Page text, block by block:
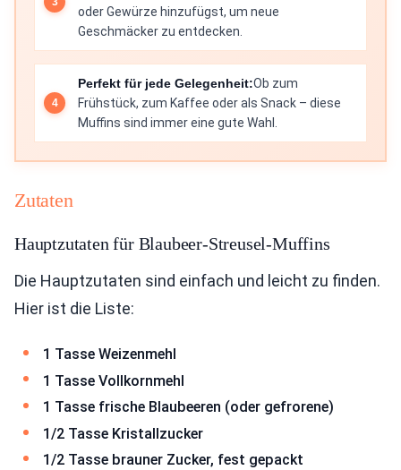
oder Gewürze hinzufügst, um neue
Geschmäcker zu entdecken.
Perfekt für jede Gelegenheit:Ob zum
Frühstück, zum Kaffee oder als Snack – diese
Muffins sind immer eine gute Wahl.
Zutaten
Hauptzutaten für Blaubeer-Streusel-Muffins
Die Hauptzutaten sind einfach und leicht zu finden.
Hier ist die Liste:
1 Tasse Weizenmehl
1 Tasse Vollkornmehl
1 Tasse frische Blaubeeren (oder gefrorene)
1/2 Tasse Kristallzucker
1/2 Tasse brauner Zucker, fest gepackt